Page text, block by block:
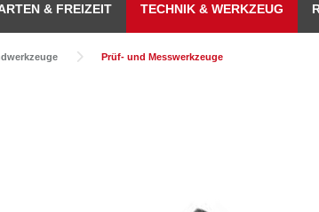
& FREIZEIT TECHNIK & WERKZEUG
Prüf- und Messwerkzeuge